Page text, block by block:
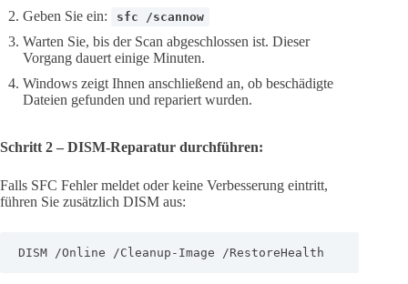
Geben Sie ein:
sfc /scannow
Warten Sie, bis der Scan abgeschlossen ist. Dieser
Vorgang dauert einige Minuten.
Windows zeigt Ihnen anschließend an, ob beschädigte
Dateien gefunden und repariert wurden.
Schritt 2 – DISM-Reparatur durchführen:
Falls SFC Fehler meldet oder keine Verbesserung eintritt,
führen Sie zusätzlich DISM aus:
DISM /Online /Cleanup-Image /RestoreHealth